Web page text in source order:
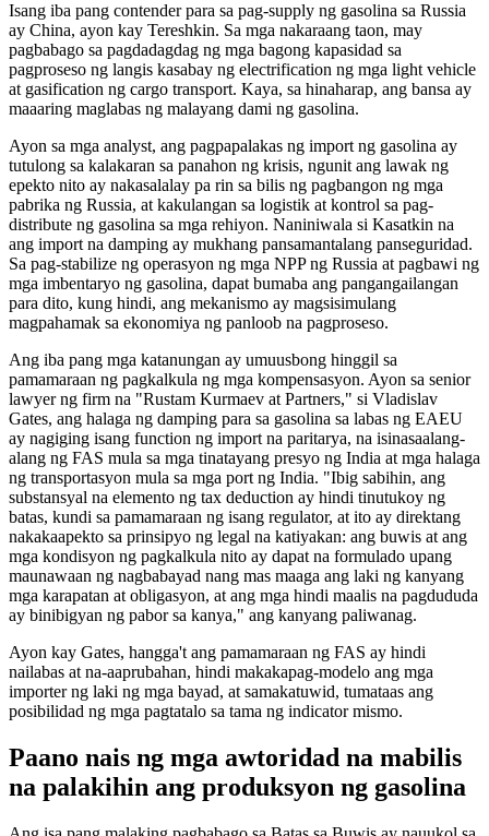
Isang iba pang contender para sa pag-supply ng gasolina sa Russia
ay China, ayon kay Tereshkin. Sa mga nakaraang taon, may
pagbabago sa pagdadagdag ng mga bagong kapasidad sa
pagproseso ng langis kasabay ng electrification ng mga light vehicle
at gasification ng cargo transport. Kaya, sa hinaharap, ang bansa ay
maaaring maglabas ng malayang dami ng gasolina.
Ayon sa mga analyst, ang pagpapalakas ng import ng gasolina ay
tutulong sa kalakaran sa panahon ng krisis, ngunit ang lawak ng
epekto nito ay nakasalalay pa rin sa bilis ng pagbangon ng mga
pabrika ng Russia, at kakulangan sa logistik at kontrol sa pag-
distribute ng gasolina sa mga rehiyon. Naniniwala si Kasatkin na
ang import na damping ay mukhang pansamantalang panseguridad.
Sa pag-stabilize ng operasyon ng mga NPP ng Russia at pagbawi ng
mga imbentaryo ng gasolina, dapat bumaba ang pangangailangan
para dito, kung hindi, ang mekanismo ay magsisimulang
magpahamak sa ekonomiya ng panloob na pagproseso.
Ang iba pang mga katanungan ay umuusbong hinggil sa
pamamaraan ng pagkalkula ng mga kompensasyon. Ayon sa senior
lawyer ng firm na "Rustam Kurmaev at Partners," si Vladislav
Gates, ang halaga ng damping para sa gasolina sa labas ng EAEU
ay nagiging isang function ng import na paritarya, na isinasaalang-
alang ng FAS mula sa mga tinatayang presyo ng India at mga halaga
ng transportasyon mula sa mga port ng India. "Ibig sabihin, ang
substansyal na elemento ng tax deduction ay hindi tinutukoy ng
batas, kundi sa pamamaraan ng isang regulator, at ito ay direktang
nakakaapekto sa prinsipyo ng legal na katiyakan: ang buwis at ang
mga kondisyon ng pagkalkula nito ay dapat na formulado upang
maunawaan ng nagbabayad nang mas maaga ang laki ng kanyang
mga karapatan at obligasyon, at ang mga hindi maalis na pagdududa
ay binibigyan ng pabor sa kanya," ang kanyang paliwanag.
Ayon kay Gates, hangga't ang pamamaraan ng FAS ay hindi
nailabas at na-aaprubahan, hindi makakapag-modelo ang mga
importer ng laki ng mga bayad, at samakatuwid, tumataas ang
posibilidad ng mga pagtatalo sa tama ng indicator mismo.
Paano nais ng mga awtoridad na mabilis
na palakihin ang produksyon ng gasolina